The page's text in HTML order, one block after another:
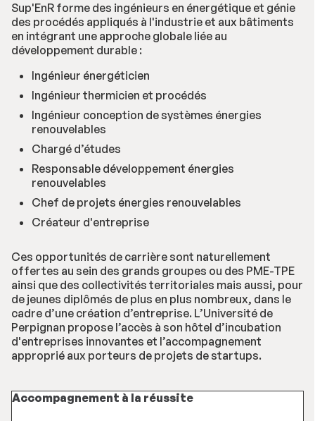
Sup'EnR forme des ingénieurs en énergétique et génie
des procédés appliqués à l'industrie et aux bâtiments
en intégrant une approche globale liée au
développement durable :
Ingénieur énergéticien
Ingénieur thermicien et procédés
Ingénieur conception de systèmes énergies
renouvelables
Chargé d’études
Responsable développement énergies
renouvelables
Chef de projets énergies renouvelables
Créateur d'entreprise
Ces opportunités de carrière sont naturellement
offertes au sein des grands groupes ou des PME-TPE
ainsi que des collectivités territoriales mais aussi, pour
de jeunes diplômés de plus en plus nombreux, dans le
cadre d’une création d’entreprise. L’Université de
Perpignan propose l’accès à son hôtel d’incubation
d'entreprises innovantes et l’accompagnement
approprié aux porteurs de projets de startups.
Accompagnement à la réussite